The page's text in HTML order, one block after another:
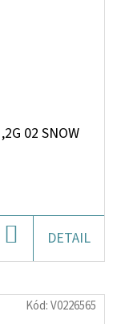
02 SNOW
KOŠÍKU
DETAIL
Kód:V0226565